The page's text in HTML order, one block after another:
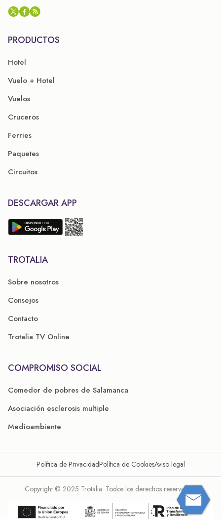
PRODUCTOS
Hotel
Vuelo + Hotel
Vuelos
Cruceros
Ferries
Paquetes
Circuitos
DESCARGAR APP
TROTALIA
Sobre nosotros
Consejos
Contacto
Trotalia TV Online
COMPROMISO SOCIAL
Comedor de pobres de Salamanca
Asociación esclerosis multiple
Medioambiente
Política de PrivacidadPolítica de CookiesAviso legal
Copyright © 2025 Trotalia. Todos los derechos reservados.